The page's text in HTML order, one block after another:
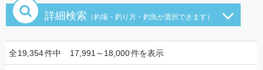
詳細検索 （釣場・釣り方・釣魚が選択できます）
全19,354件中 17,991～18,000件を表示